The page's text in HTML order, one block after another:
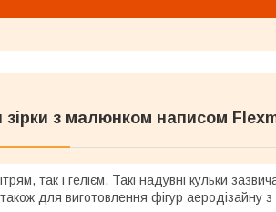
з малюнком написом
так і гелієм. Такі надувні кульки
для виготовлення фігур аеродізайну з